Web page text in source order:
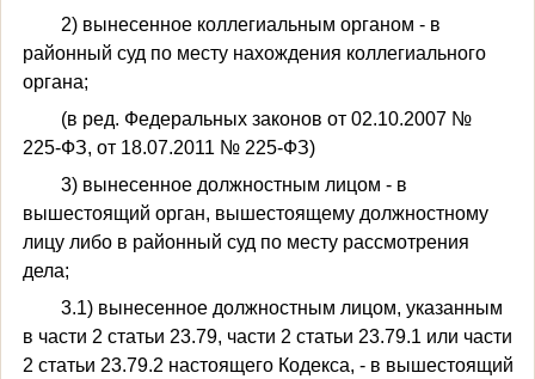
2) вынесенное коллегиальным органом - в
районный суд по месту нахождения коллегиального
органа;
(в ред. Федеральных законов от 02.10.2007 №
225-ФЗ, от 18.07.2011 № 225-ФЗ)
3) вынесенное должностным лицом - в
вышестоящий орган, вышестоящему должностному
лицу либо в районный суд по месту рассмотрения
дела;
3.1) вынесенное должностным лицом, указанным
в части 2 статьи 23.79, части 2 статьи 23.79.1 или части
2 статьи 23.79.2 настоящего Кодекса, - в вышестоящий